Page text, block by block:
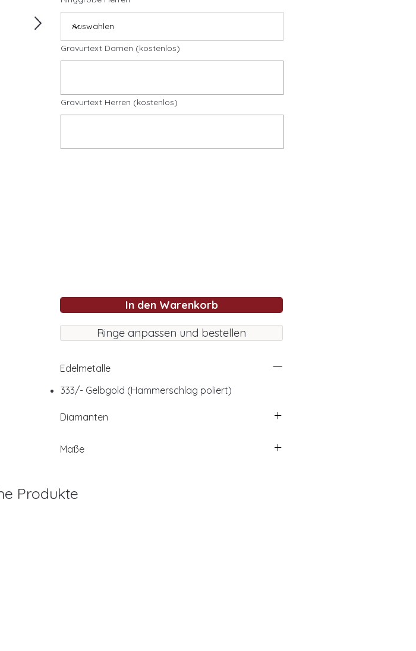
Gravurtext Damen (kostenlos)
Gravurtext Herren (kostenlos)
In den Warenkorb
Ringe anpassen und bestellen
Edelmetalle
333/- Gelbgold (Hammerschlag poliert)
Diamanten
Maße
Produkte